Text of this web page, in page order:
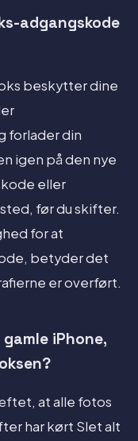
adgangskode
beskytter dine
forlader din
igen på den nye
eller
før du skifter.
for at
betyder det
er overført.
iPhone,
at alle fotos
har kørt Slet alt